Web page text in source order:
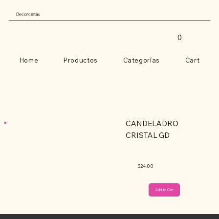
Decorcintas
Home Productos Categorías Cart
0
Add to Cart
CANDELADRO
CRISTAL GD
$24.00